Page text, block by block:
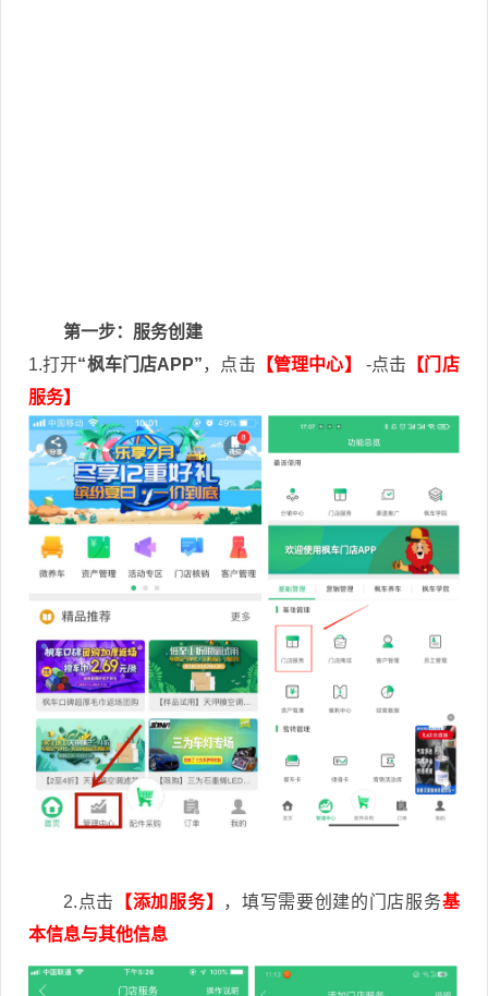
第一步：服务创建
1.打开“枫车门店APP”，点击 【管理中心】 -点击 【门店
服务】
2.点击 【添加服务】 ，填写需要创建的门店服务基
本信息与其他信息